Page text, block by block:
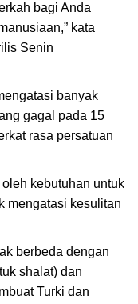
bagi Anda
kata
Senin
banyak
gagal pada 15
rasa persatuan
kebutuhan untuk
mengatasi kesulitan
berbeda dengan
shalat) dan
Turki dan